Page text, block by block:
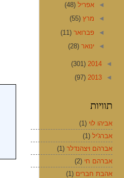
◄אפריל(48)
◄ מרץ(55)
◄ פברואר(11)
◄ינואר(28)
◄
2014
(301)
◄
2013
(97)
תוויות
אביהו לוי (1)
אברג'יל (1)
אברהם ויצהנדלר (1)
אברהם חי (2)
אהבת חברים (1)